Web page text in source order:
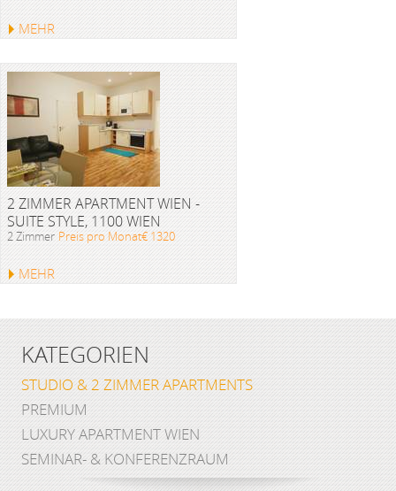
MEHR
2 ZIMMER APARTMENT WIEN -
SUITE STYLE, 1100 WIEN
2 Zimmer Preis pro Monat€ 1320
MEHR
KATEGORIEN
STUDIO & 2 ZIMMER APARTMENTS
PREMIUM
LUXURY APARTMENT WIEN
SEMINAR- & KONFERENZRAUM